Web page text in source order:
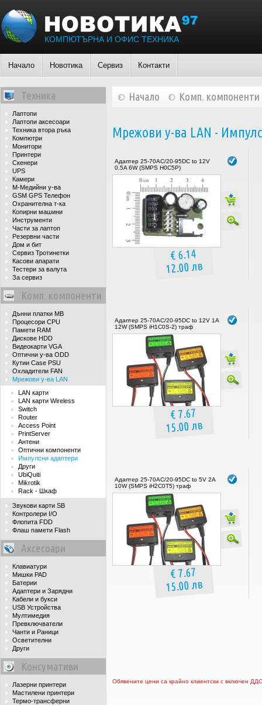
КОМПЮТЪРНА И ОФИС ТЕХНИКА
Начало Новотика Сервиз Контакти
Техника
Лаптопи
Лаптопи аксесоари
Техника втора ръка
Компютри
Монитори
Принтери
Скенери
UPS
Камери
М-Медийни у-ва
GSM GPS Телефон
Охранителна т-ка
Копирни машини
Инструменти
Части за лаптоп
Резервни части
Дом и бит
Сервиз Тротинетки
Касови апарати
Тестери за валута
За сервиз
Комп. компоненти
Дънни платки MB
Процесори CPU
Памети RAM
Дискове HDD
Видеокарти VGA
Оптични у-ва ODD
Кутии Case PSU
Охладители FAN
Мрежови у-ва LAN
LAN карти
LAN карти Wireless
Switch
Router
Access Point
PrintServer
Антени
Оптични компоненти
Импулсни адаптери
Други
UbiQuiti
Mikrotik
Rack - Шкаф
Звукови карти SB
Контролери I/O
Флопита FDD
Флаш памети Flash
Аксесоари
Клавиатури
Мишки PAD
Батерии
Адаптери и Зарядни
Кабели и букси
USB Устройства
Мултимедия
Превключватели
Чанти и Раници
Осветителни
Други
Консумативи
Лазерни принтери
Мастилени принтери
Термо-трансферни
Начало Комп. компоненти
Мрежови у-ва LAN -
Адаптер 25-70AC/20-95DC to 12V
0.5A 6W (SMPS H0C5P)
€ 6.14
12.00 лв
Адаптер 25-70AC/20-95DC to 12V 1A
12W (SMPS iH1C0S-2) траф
€ 7.67
15.00 лв
Адаптер 25-70AC/20-95DC to 5V 2A
10W (SMPS iH2C0T5) траф
€ 7.67
15.00 лв
Обявените цени са крайно клиентски с включен ДДС